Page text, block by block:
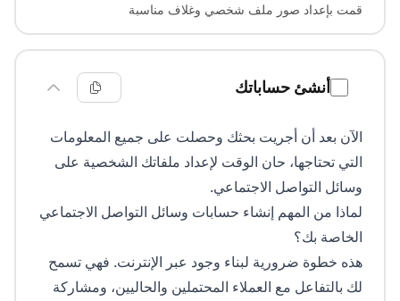
قمت بإعداد صور ملف شخصي وغلاف مناسبة
أنشئ حساباتك
الآن بعد أن أجريت بحثك وحصلت على جميع المعلومات
التي تحتاجها، حان الوقت لإعداد ملفاتك الشخصية على
وسائل التواصل الاجتماعي.
لماذا من المهم إنشاء حسابات وسائل التواصل الاجتماعي
الخاصة بك؟
هذه خطوة ضرورية لبناء وجود عبر الإنترنت. فهي تسمح
لك بالتفاعل مع العملاء المحتملين والحاليين، ومشاركة